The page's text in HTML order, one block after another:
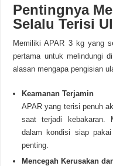
Pentingnya
Selalu Terisi
Memiliki APAR 3 kg yang
pertama untuk melindungi
alasan mengapa pengisian
Keamanan Terjamin
APAR yang terisi penuh
saat terjadi kebakaran.
dalam kondisi siap
penting.
Mencegah Kerusakan